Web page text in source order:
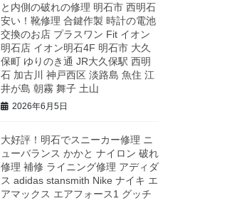
と内側の破れの修理 明石市 西明石
安い！靴修理 合鍵作製 時計の電池
交換のお店 プラスワン Fit イオン
明石店 イオン明石4F 明石市 大久
保町 ゆりのき通 JR大久保駅 西明
石 加古川 神戸西区 淡路島 魚住 江
井が島 朝霧 舞子 土山
2026年6月5日
大好評！明石でスニーカー修理 ニ
ューバランス かかと ナイロン 破れ
修理 補修 ライニング修理 アディダ
ス adidas stansmith Nike ナイキ エ
アマックス エアフォース1 グッチ